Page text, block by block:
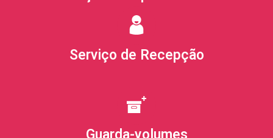
Serviço de Recepção